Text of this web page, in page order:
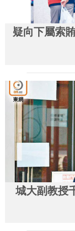
疑向下屬索
城大副教授